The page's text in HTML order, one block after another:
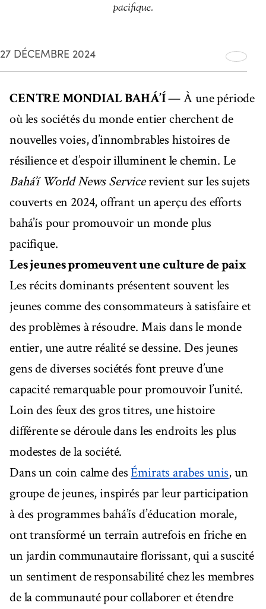
pacifique.
27 DÉCEMBRE 2024
CENTRE MONDIAL BAHÁ’Í— À une période
où les sociétés du monde entier cherchent de
nouvelles voies, d’innombrables histoires de
résilience et d’espoir illuminent le chemin. Le
Bahá’í World News Servicerevient sur les sujets
couverts en 2024, offrant un aperçu des efforts
bahá’ís pour promouvoir un monde plus
pacifique.
Les jeunes promeuvent une culture de paix
Les récits dominants présentent souvent les
jeunes comme des consommateurs à satisfaire et
des problèmes à résoudre. Mais dans le monde
entier, une autre réalité se dessine. Des jeunes
gens de diverses sociétés font preuve d’une
capacité remarquable pour promouvoir l’unité.
Loin des feux des gros titres, une histoire
différente se déroule dans les endroits les plus
modestes de la société.
Dans un coin calme desÉmirats arabes unis, un
groupe de jeunes, inspirés par leur participation
à des programmes bahá’ís d’éducation morale,
ont transformé un terrain autrefois en friche en
un jardin communautaire florissant, qui a suscité
un sentiment de responsabilité chez les membres
de la communauté pour collaborer et étendre